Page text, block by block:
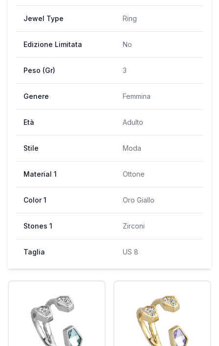
Jewel Type Ring
Edizione Limitata No
Peso (Gr) 3
Genere Femmina
Età Adulto
Stile Moda
Material 1 Ottone
Color 1 Oro Giallo
Stones 1 Zirconi
Taglia US 8